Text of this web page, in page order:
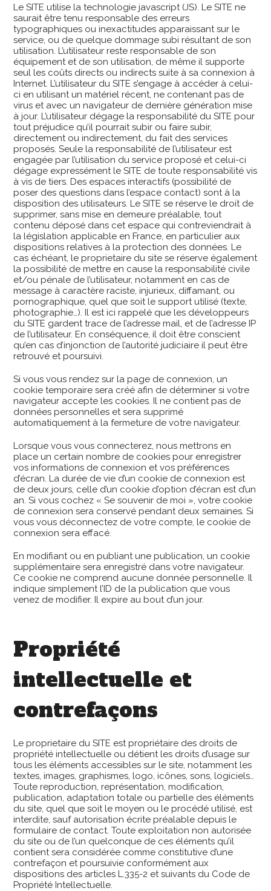
Le SITE utilise la technologie javascript (JS). Le SITE ne
saurait être tenu responsable des erreurs
typographiques ou inexactitudes apparaissant sur le
service, ou de quelque dommage subi résultant de son
utilisation. L’utilisateur reste responsable de son
équipement et de son utilisation, de même il supporte
seul les coûts directs ou indirects suite à sa connexion à
Internet. L’utilisateur du SITE s’engage à accéder à celui-
ci en utilisant un matériel récent, ne contenant pas de
virus et avec un navigateur de dernière génération mise
à jour. L’utilisateur dégage la responsabilité du SITE pour
tout préjudice qu’il pourrait subir ou faire subir,
directement ou indirectement, du fait des services
proposés. Seule la responsabilité de l’utilisateur est
engagée par l’utilisation du service proposé et celui-ci
dégage expressément le SITE de toute responsabilité vis
à vis de tiers. Des espaces interactifs (possibilité de
poser des questions dans l’espace contact) sont à la
disposition des utilisateurs. Le SITE se réserve le droit de
supprimer, sans mise en demeure préalable, tout
contenu déposé dans cet espace qui contreviendrait à
la législation applicable en France, en particulier aux
dispositions relatives à la protection des données. Le
cas échéant, le proprietaire du site se réserve également
la possibilité de mettre en cause la responsabilité civile
et/ou pénale de l’utilisateur, notamment en cas de
message à caractère raciste, injurieux, diffamant, ou
pornographique, quel que soit le support utilisé (texte,
photographie…). Il est ici rappelé que les développeurs
du SITE gardent trace de l’adresse mail, et de l’adresse IP
de l’utilisateur. En conséquence, il doit être conscient
qu’en cas d’injonction de l’autorité judiciaire il peut être
retrouvé et poursuivi.
Si vous vous rendez sur la page de connexion, un
cookie temporaire sera créé afin de déterminer si votre
navigateur accepte les cookies. Il ne contient pas de
données personnelles et sera supprimé
automatiquement à la fermeture de votre navigateur.
Lorsque vous vous connecterez, nous mettrons en
place un certain nombre de cookies pour enregistrer
vos informations de connexion et vos préférences
d’écran. La durée de vie d’un cookie de connexion est
de deux jours, celle d’un cookie d’option d’écran est d’un
an. Si vous cochez « Se souvenir de moi », votre cookie
de connexion sera conservé pendant deux semaines. Si
vous vous déconnectez de votre compte, le cookie de
connexion sera effacé.
En modifiant ou en publiant une publication, un cookie
supplémentaire sera enregistré dans votre navigateur.
Ce cookie ne comprend aucune donnée personnelle. Il
indique simplement l’ID de la publication que vous
venez de modifier. Il expire au bout d’un jour.
Propriété
intellectuelle et
contrefaçons
Le proprietaire du SITE est propriétaire des droits de
propriété intellectuelle ou détient les droits d’usage sur
tous les éléments accessibles sur le site, notamment les
textes, images, graphismes, logo, icônes, sons, logiciels…
Toute reproduction, représentation, modification,
publication, adaptation totale ou partielle des éléments
du site, quel que soit le moyen ou le procédé utilisé, est
interdite, sauf autorisation écrite préalable depuis le
formulaire de contact. Toute exploitation non autorisée
du site ou de l’un quelconque de ces éléments qu’il
contient sera considérée comme constitutive d’une
contrefaçon et poursuivie conformément aux
dispositions des articles L.335-2 et suivants du Code de
Propriété Intellectuelle.